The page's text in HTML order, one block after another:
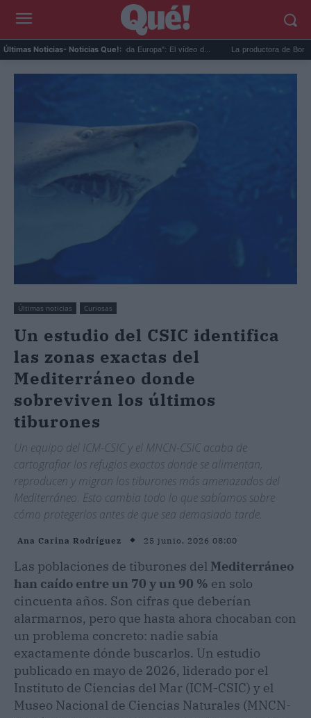
Últimas Noticias- Noticias Que!:
Rey más guapo de toda Europa": El vídeo d... La productora de Bond desvela el
Últimas noticias Curiosas
Un estudio del CSIC identifica
las zonas exactas del
Mediterráneo donde
sobreviven los últimos
tiburones
Un equipo del ICM-CSIC y el MNCN-CSIC acaba de
cartografiar los refugios exactos donde se alimentan,
reproducen y migran los tiburones más amenazados del
Mediterráneo. Esto cambia todo lo que sabíamos sobre
cómo protegerlos antes de que sea demasiado tarde.
Ana Carina Rodríguez 25 junio, 2026 08:00
Las poblaciones de tiburones del Mediterráneo
han caído entre un 70 y un 90 % en solo
cincuenta años. Son cifras que deberían
alarmarnos, pero que hasta ahora chocaban con
un problema concreto: nadie sabía
exactamente dónde buscarlos. Un estudio
publicado en mayo de 2026, liderado por el
Instituto de Ciencias del Mar (ICM-CSIC) y el
Museo Nacional de Ciencias Naturales (MNCN-